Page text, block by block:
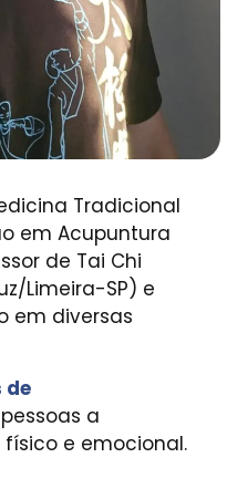
Tradicional
em Acupuntura
de Tai Chi
Limeira-SP) e
em diversas
de
a
e emocional.